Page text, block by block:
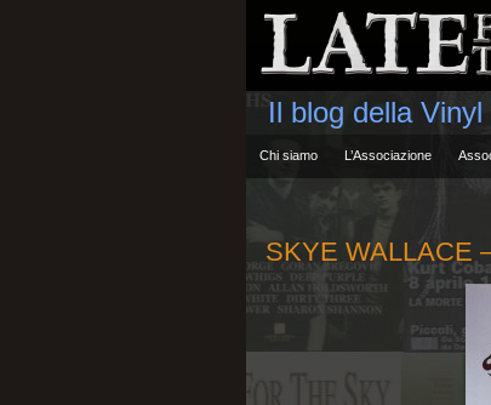
Il blog della
Chi siamo L’Associazione
SKYE WALLACE